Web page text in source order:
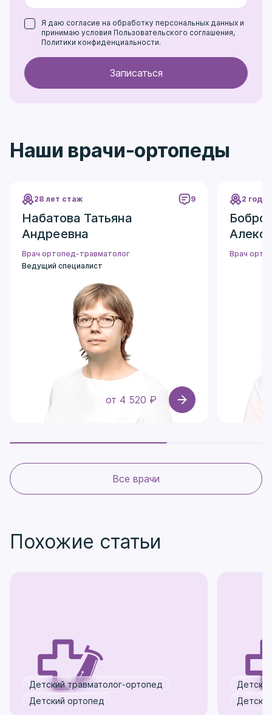
Я даю согласие на обработку персональных данных и
принимаю условия Пользовательского соглашения,
Политики конфиденциальности.
Наши врачи-ортопеды
28 лет стаж 9
Набатова Татьяна
Андреевна
Врач ортопед-травматолог
Ведущий специалист
от 4 520 ₽
2 года
Врач
Все врачи
Похожие статьи
Детский травматолог-ортопед
Детский ортопед